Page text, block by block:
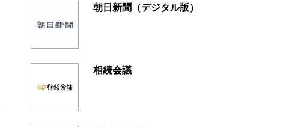
朝日新聞（デジタル版）
相続会議